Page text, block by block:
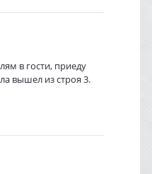
в гости, приеду
вышел из строя 3.